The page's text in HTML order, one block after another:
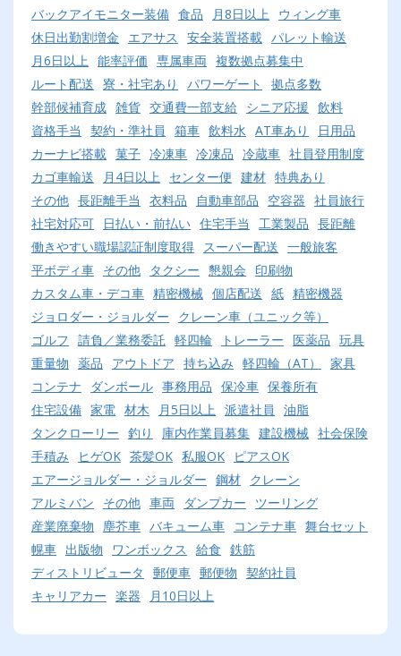
バックアイモニター装備 食品 月8日以上
ウィング車
休日出勤割増金
エアサス 安全装置搭載 パレット輸送
月6日以上
能率評価 専属車両 複数拠点募集中
ルート配送 寮・社宅あり パワーゲート
拠点多数
幹部候補育成 雑貨 交通費一部支給 シニア応援 飲料
資格手当
契約・準社員 箱車 飲料水 AT車あり
日用品
カーナビ搭載 菓子 冷凍車 冷凍品 冷蔵車 社員登用制度
カゴ車輸送
月4日以上 センター便 建材 特典あり
その他 長距離手当 衣料品 自動車部品 空容器 社員旅行
社宅対応可
日払い・前払い 住宅手当 工業製品 長距離
働きやすい職場認証制度取得
スーパー配送 一般旅客
平ボディ車 その他 タクシー 懇親会
印刷物
カスタム車・デコ車 精密機械 個店配送 紙 精密機器
ジョロダー・ジョルダー
クレーン車（ユニック等）
ゴルフ 請負／業務委託 軽四輪 トレーラー 医薬品 玩具
重量物 薬品 アウトドア 持ち込み 軽四輪（AT）
家具
コンテナ
ダンボール 事務用品 保冷車 保養所有
住宅設備 家電 材木 月5日以上 派遣社員
油脂
タンクローリー 釣り 庫内作業員募集 建設機械 社会保険
手積み
ヒゲOK 茶髪OK 私服OK
ピアスOK
エアージョルダー・ジョルダー 鋼材 クレーン
アルミバン
その他 車両 ダンプカー
ツーリング
産業廃棄物
塵芥車 バキューム車 コンテナ車 舞台セット
幌車 出版物 ワンボックス 給食 鉄筋
ディストリビュータ
郵便車 郵便物 契約社員
キャリアカー 楽器 月10日以上